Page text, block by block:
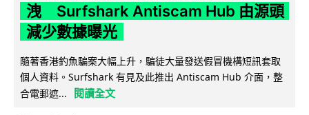
洩 Surfshark Antiscam Hub 由源頭
減少數據曝光
隨著香港釣魚騙案大幅上升，騙徒大量發送假冒機構短訊套取
個人資料。Surfshark 有見及此推出 Antiscam Hub 介面，整
合電郵遮...
閱讀全文